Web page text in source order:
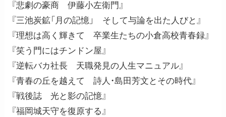
『悲劇の豪商 伊藤小左衛門』
『三池炭鉱「月の記憶」 そして与論を出た人びと』
『理想は高く輝きて 卒業生たちの小倉高校青春録』
『笑う門にはチンドン屋』
『逆転バカ社長 天職発見の人生マニュアル』
『青春の丘を越えて 詩人・島田芳文とその時代』
『戦後誌 光と影の記憶』
『福岡城天守を復原する』